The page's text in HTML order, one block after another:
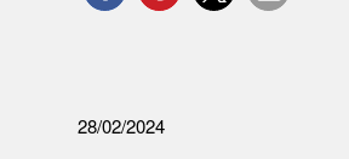
28/02/2024